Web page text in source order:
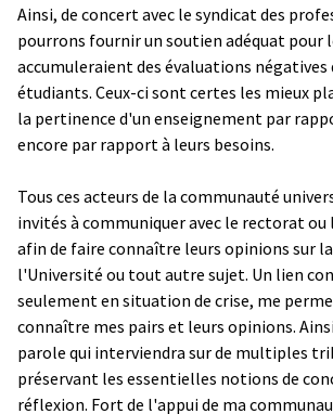
Ainsi, de concert avec le syndicat des
pourrons fournir un soutien adéquat pour
accumuleraient des évaluations négatives
étudiants. Ceux-ci sont certes les mieux
la pertinence d'un enseignement par
encore par rapport à leurs besoins.
Tous ces acteurs de la communauté
invités à communiquer avec le rectorat
afin de faire connaître leurs opinions sur
l'Université ou tout autre sujet. Un lien
seulement en situation de crise, me
connaître mes pairs et leurs opinions.
parole qui interviendra sur de multiples
préservant les essentielles notions de
réflexion. Fort de l'appui de ma